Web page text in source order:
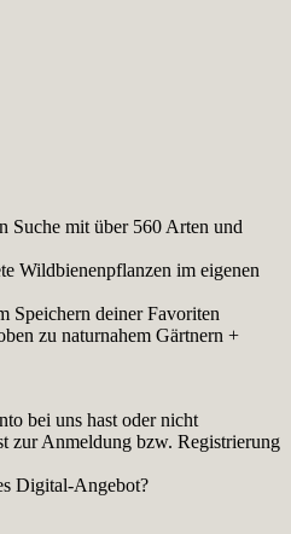
Suche mit über 560 Arten und
Wildbienenpflanzen im eigenen
Speichern deiner Favoriten
zu naturnahem Gärtnern +
bei uns hast oder nicht
zur Anmeldung bzw. Registrierung
Digital-Angebot?